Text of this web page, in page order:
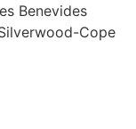
Benevides
Cope